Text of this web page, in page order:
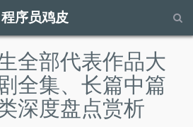
程序员鸡皮
索...
全部代表作品大
全集、长篇中篇
深度盘点赏析